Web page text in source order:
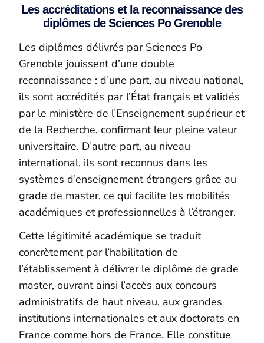
Les accréditations et la reconnaissance des
diplômes de Sciences Po Grenoble
Les diplômes délivrés par Sciences Po
Grenoble jouissent d’une double
reconnaissance : d’une part, au niveau national,
ils sont accrédités par l’État français et validés
par le ministère de l’Enseignement supérieur et
de la Recherche, confirmant leur pleine valeur
universitaire. D’autre part, au niveau
international, ils sont reconnus dans les
systèmes d’enseignement étrangers grâce au
grade de master, ce qui facilite les mobilités
académiques et professionnelles à l’étranger.
Cette légitimité académique se traduit
concrètement par l’habilitation de
l’établissement à délivrer le diplôme de grade
master, ouvrant ainsi l’accès aux concours
administratifs de haut niveau, aux grandes
institutions internationales et aux doctorats en
France comme hors de France. Elle constitue